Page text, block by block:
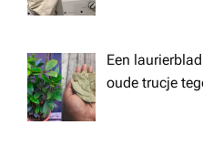
Een
oude trucje